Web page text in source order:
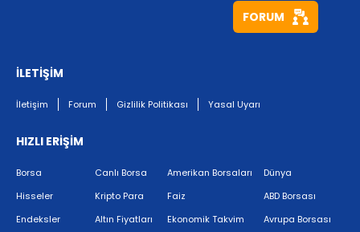
FORUM
İLETİŞİM
İletişim Forum Gizlilik Politikası Yasal Uyarı
HIZLI ERİŞİM
Borsa
Hisseler
Endeksler
Canlı Borsa
Kripto Para
Altın Fiyatları
Amerikan Borsaları
Faiz
Ekonomik Takvim
Dünya
ABD Borsası
Avrupa Borsası